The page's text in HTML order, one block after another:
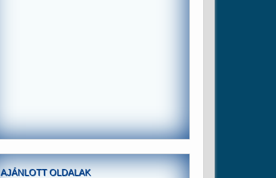
AJÁNLOTT OLDALAK